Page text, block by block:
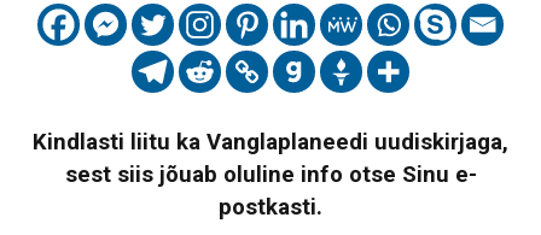
Kindlasti liitu ka Vanglaplaneedi uudiskirjaga,
sest siis jõuab oluline info otse Sinu e-
postkasti.